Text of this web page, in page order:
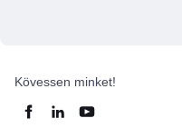
Kövessen minket!